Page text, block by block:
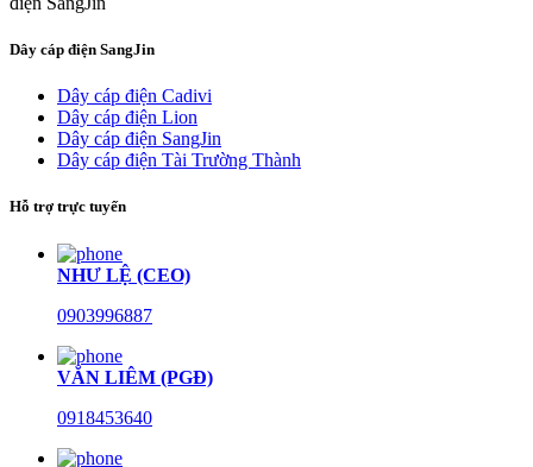
Dây cáp điện SangJin
Dây cáp điện Cadivi
Dây cáp điện Lion
Dây cáp điện SangJin
Dây cáp điện Tài Trường Thành
Hỗ trợ trực tuyến
NHƯ LỆ (CEO)
0903996887
VĂN LIÊM (PGĐ)
0918453640